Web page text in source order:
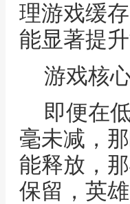
理游戏缓
能显著提
游戏核
即便在
毫未减，
能释放，
保留，英